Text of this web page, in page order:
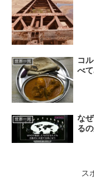
世界一周
コ
べ
世界一周
な
る
ス